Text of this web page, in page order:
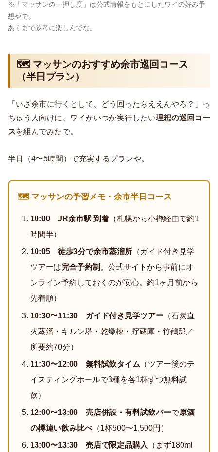
※「マッサンの一押し度」は公式情報をもとにしたワイの好み予
想やで。
あくまで参考に楽しんでな。
🗺️ マッサンのおすすめ余市巡回コース
（半日プラン）
「いざ余市に行くとして、どう回ったらええんやろ？」っ
ちゅう人向けに、ワイがいつか実行したい理想の巡回コー
スを組んでみたで。
半日（4〜5時間）で充実するプランや。
🗺️ マッサンの予習メモ・余市半日コース
10:00 JR余市駅 到着（札幌から小樽経由で約1
時間半）
10:05 徒歩3分で余市蒸溜所（ガイド付き見学
ツアーは完全予約制 。公式サイトから事前にオ
ンライン予約しておくのが安心。約1ヶ月前から
先着順）
10:30〜11:30 ガイド付き見学ツアー（石炭直
火蒸溜・キルン塔・乾燥棟・貯蔵庫・竹鶴邸／
所要約70分）
11:30〜12:00 無料試飲タイム （ツアー後のテ
イスティングホールで3種を各1杯ずつ無料試
飲）
12:00〜13:00 売店併設・有料試飲バーで原酒
の樽違い飲み比べ（1杯500〜1,500円）
13:00〜13:30 売店で限定品購入 （まず180ml